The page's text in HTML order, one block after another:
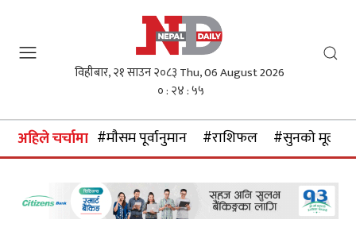
विहीबार, २१ साउन २०८३ Thu, 06 August 2026
० : २४ : ५६
अहिले चर्चामा #माैसम पूर्वानुमान #राशिफल #सुनकाे मूल्य